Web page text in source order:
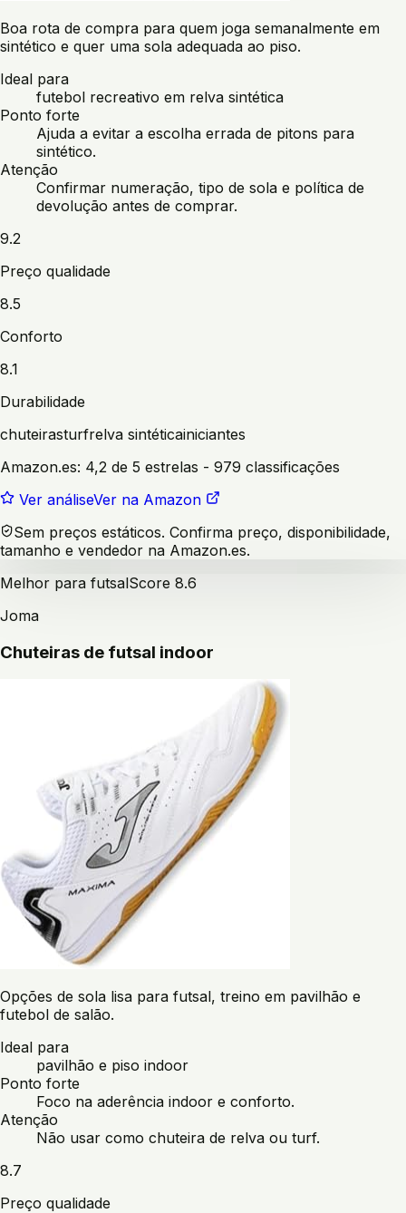
Boa rota de compra para quem joga semanalmente em
sintético e quer uma sola adequada ao piso.
Ideal para
futebol recreativo em relva sintética
Ponto forte
Ajuda a evitar a escolha errada de pitons para
sintético.
Atenção
Confirmar numeração, tipo de sola e política de
devolução antes de comprar.
9.2
Preço qualidade
8.5
Conforto
8.1
Durabilidade
chuteirasturfrelva sintéticainiciantes
Amazon.es: 4,2 de 5 estrelas - 979 classificações
Ver análiseVer na Amazon
Sem preços estáticos. Confirma preço, disponibilidade,
tamanho e vendedor na Amazon.es.
Melhor para futsalScore 8.6
Joma
Chuteiras de futsal indoor
Opções de sola lisa para futsal, treino em pavilhão e
futebol de salão.
Ideal para
pavilhão e piso indoor
Ponto forte
Foco na aderência indoor e conforto.
Atenção
Não usar como chuteira de relva ou turf.
8.7
Preço qualidade